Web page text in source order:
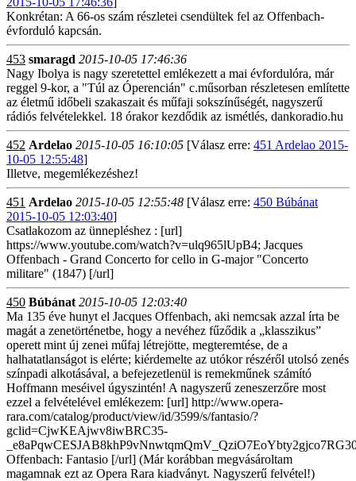
Konkrétan: A 66-os szám részletei csendültek fel az Offenbach-
évforduló kapcsán.
453 smaragd 2015-10-05 17:46:36
Nagy Ibolya is nagy szeretettel emlékezett a mai évfordulóra, már
reggel 9-kor, a "Túl az Óperencián" c.műsorban részletesen említette
az életmű időbeli szakaszait és műfaji sokszínűségét, nagyszerű
rádiós felvételekkel. 18 órakor kezdődik az ismétlés, dankoradio.hu
452 Ardelao 2015-10-05 16:10:05 [Válasz erre: 451 Ardelao 2015-
10-05 12:55:48]
Illetve, megemlékezéshez!
451 Ardelao 2015-10-05 12:55:48 [Válasz erre: 450 Búbánat
2015-10-05 12:03:40]
Csatlakozom az ünnepléshez : [url]
https://www.youtube.com/watch?v=ulq965lUpB4; Jacques
Offenbach - Grand Concerto for cello in G-major "Concerto
militare" (1847) [/url]
450 Búbánat 2015-10-05 12:03:40
Ma 135 éve hunyt el Jacques Offenbach, aki nemcsak azzal írta be
magát a zenetörténetbe, hogy a nevéhez fűződik a „klasszikus”
operett mint új zenei műfaj létrejötte, megteremtése, de a
halhatatlanságot is elérte; kiérdemelte az utókor részéről utolsó zenés
színpadi alkotásával, a befejezetlenül is remekműnek számító
Hoffmann meséivel úgyszintén! A nagyszerű zeneszerzőre most
ezzel a felvételével emlékezem: [url] http://www.opera-
rara.com/catalog/product/view/id/3599/s/fantasio/?
gclid=CjwKEAjwv8iwBRC35-
Offenbach: Fantasio [/url] (Már korábban megvásároltam
magamnak ezt az Opera Rara kiadványt. Nagyszerű felvétel!)